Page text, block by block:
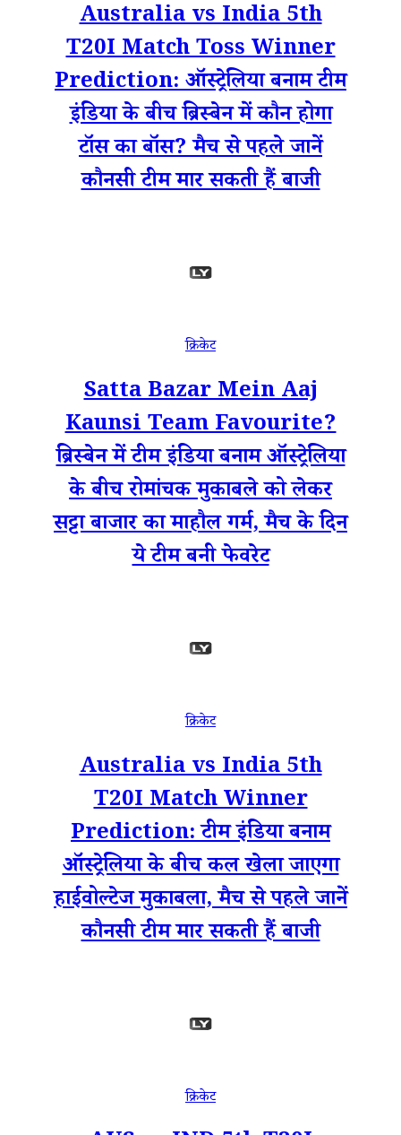
Australia vs India 5th
T20I Match Toss Winner
Prediction: ऑस्ट्रेलिया बनाम टीम
इंडिया के बीच ब्रिस्बेन में कौन होगा
टॉस का बॉस? मैच से पहले जानें
कौनसी टीम मार सकती हैं बाजी
क्रिकेट
Satta Bazar Mein Aaj
Kaunsi Team Favourite?
ब्रिस्बेन में टीम इंडिया बनाम ऑस्ट्रेलिया
के बीच रोमांचक मुकाबले को लेकर
सट्टा बाजार का माहौल गर्म, मैच के दिन
ये टीम बनी फेवरेट
क्रिकेट
Australia vs India 5th
T20I Match Winner
Prediction: टीम इंडिया बनाम
ऑस्ट्रेलिया के बीच कल खेला जाएगा
हाईवोल्टेज मुकाबला, मैच से पहले जानें
कौनसी टीम मार सकती हैं बाजी
क्रिकेट